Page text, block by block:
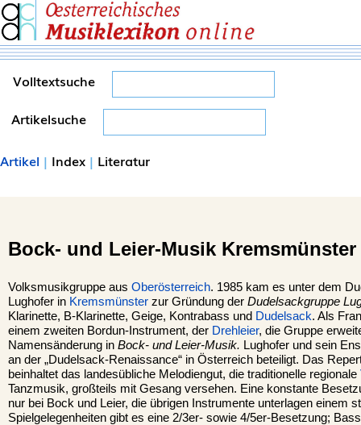
Volltextsuche
Artikelsuche
Artikel | Index | Literatur
Bock- und Leier-Musik Kremsmünster
Volksmusikgruppe aus Oberösterreich. 1985 kam es unter dem
Lughofer in Kremsmünster zur Gründung der Dudelsackgruppe
Klarinette, B-Klarinette, Geige, Kontrabass und Dudelsack. Als
einem zweiten Bordun-Instrument, der Drehleier, die Gruppe
Namensänderung in Bock- und Leier-Musik. Lughofer und sein
an der „Dudelsack-Renaissance“ in Österreich beteiligt. Das
beinhaltet das landesübliche Melodiengut, die traditionelle regionale
Tanzmusik, großteils mit Gesang versehen. Eine konstante
nur bei Bock und Leier, die übrigen Instrumente unterlagen einem
Spielgelegenheiten gibt es eine 2/3er- sowie 4/5er-Besetzung;